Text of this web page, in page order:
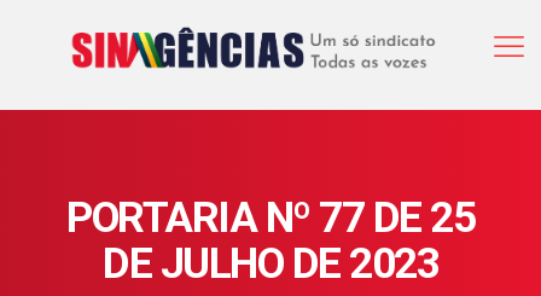
PORTARIA Nº 77 DE 25
DE JULHO DE 2023